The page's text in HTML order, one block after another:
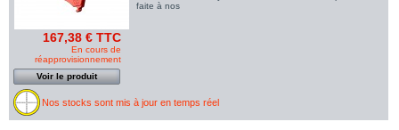
faite à nos
167,38 € TTC
En cours de
réapprovisionnement
Voir le produit
Nos stocks sont mis à jour en temps réel